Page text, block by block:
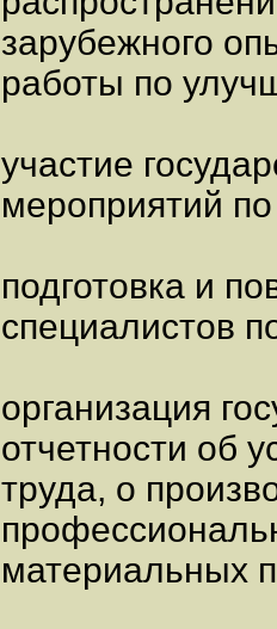
зарубежного
работы по
участие
мероприятий
подготовка и
специалистов
организация
отчетности об
труда, о
материальных